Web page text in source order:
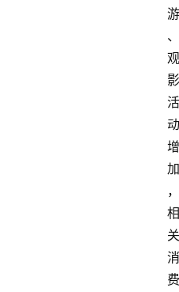
游
、
观
影
活
动
增
加
，
相
关
消
费